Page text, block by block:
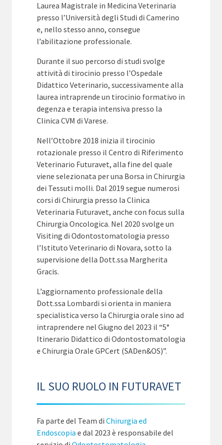
Laurea Magistrale in Medicina Veterinaria
presso l’Università degli Studi di Camerino
e, nello stesso anno, consegue
l’abilitazione professionale.
Durante il suo percorso di studi svolge
attività di tirocinio presso l’Ospedale
Didattico Veterinario, successivamente alla
laurea intraprende un tirocinio formativo in
degenza e terapia intensiva presso la
Clinica CVM di Varese.
Nell’Ottobre 2018 inizia il tirocinio
rotazionale presso il Centro di Riferimento
Veterinario Futuravet, alla fine del quale
viene selezionata per una Borsa in Chirurgia
dei Tessuti molli. Dal 2019 segue numerosi
corsi di Chirurgia presso la Clinica
Veterinaria Futuravet, anche con focus sulla
Chirurgia Oncologica. Nel 2020 svolge un
Visiting di Odontostomatologia presso
l’Istituto Veterinario di Novara, sotto la
supervisione della Dott.ssa Margherita
Gracis.
L’aggiornamento professionale della
Dott.ssa Lombardi si orienta in maniera
specialistica verso la Chirurgia orale sino ad
intraprendere nel Giugno del 2023 il “5°
Itinerario Didattico di Odontostomatologia
e Chirurgia Orale GPCert (SADen&OS)”.
IL SUO RUOLO IN FUTURAVET
Fa parte del Team di Chirurgia ed
Endoscopia e dal 2023 è responsabile del